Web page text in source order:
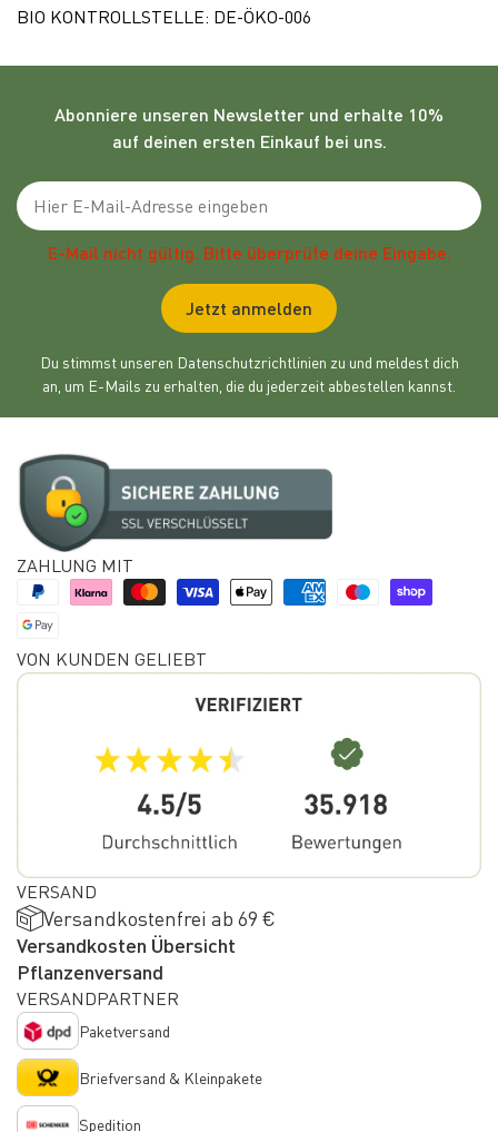
BIO KONTROLLSTELLE: DE-ÖKO-006
Abonniere unseren Newsletter und erhalte 10%
auf deinen ersten Einkauf bei uns.
Emailadresse
E-Mail nicht gültig. Bitte überprüfe deine Eingabe.
Jetzt anmelden
Du stimmst unseren Datenschutzrichtlinien zu und meldest dich
an, um E-Mails zu erhalten, die du jederzeit abbestellen kannst.
VERSAND
Versandkostenfrei ab 69 €
Versandkosten Übersicht
Pflanzenversand
VERSANDPARTNER
Paketversand
Briefversand & Kleinpakete
Spedition
ZAHLUNG MIT
VON KUNDEN GELIEBT